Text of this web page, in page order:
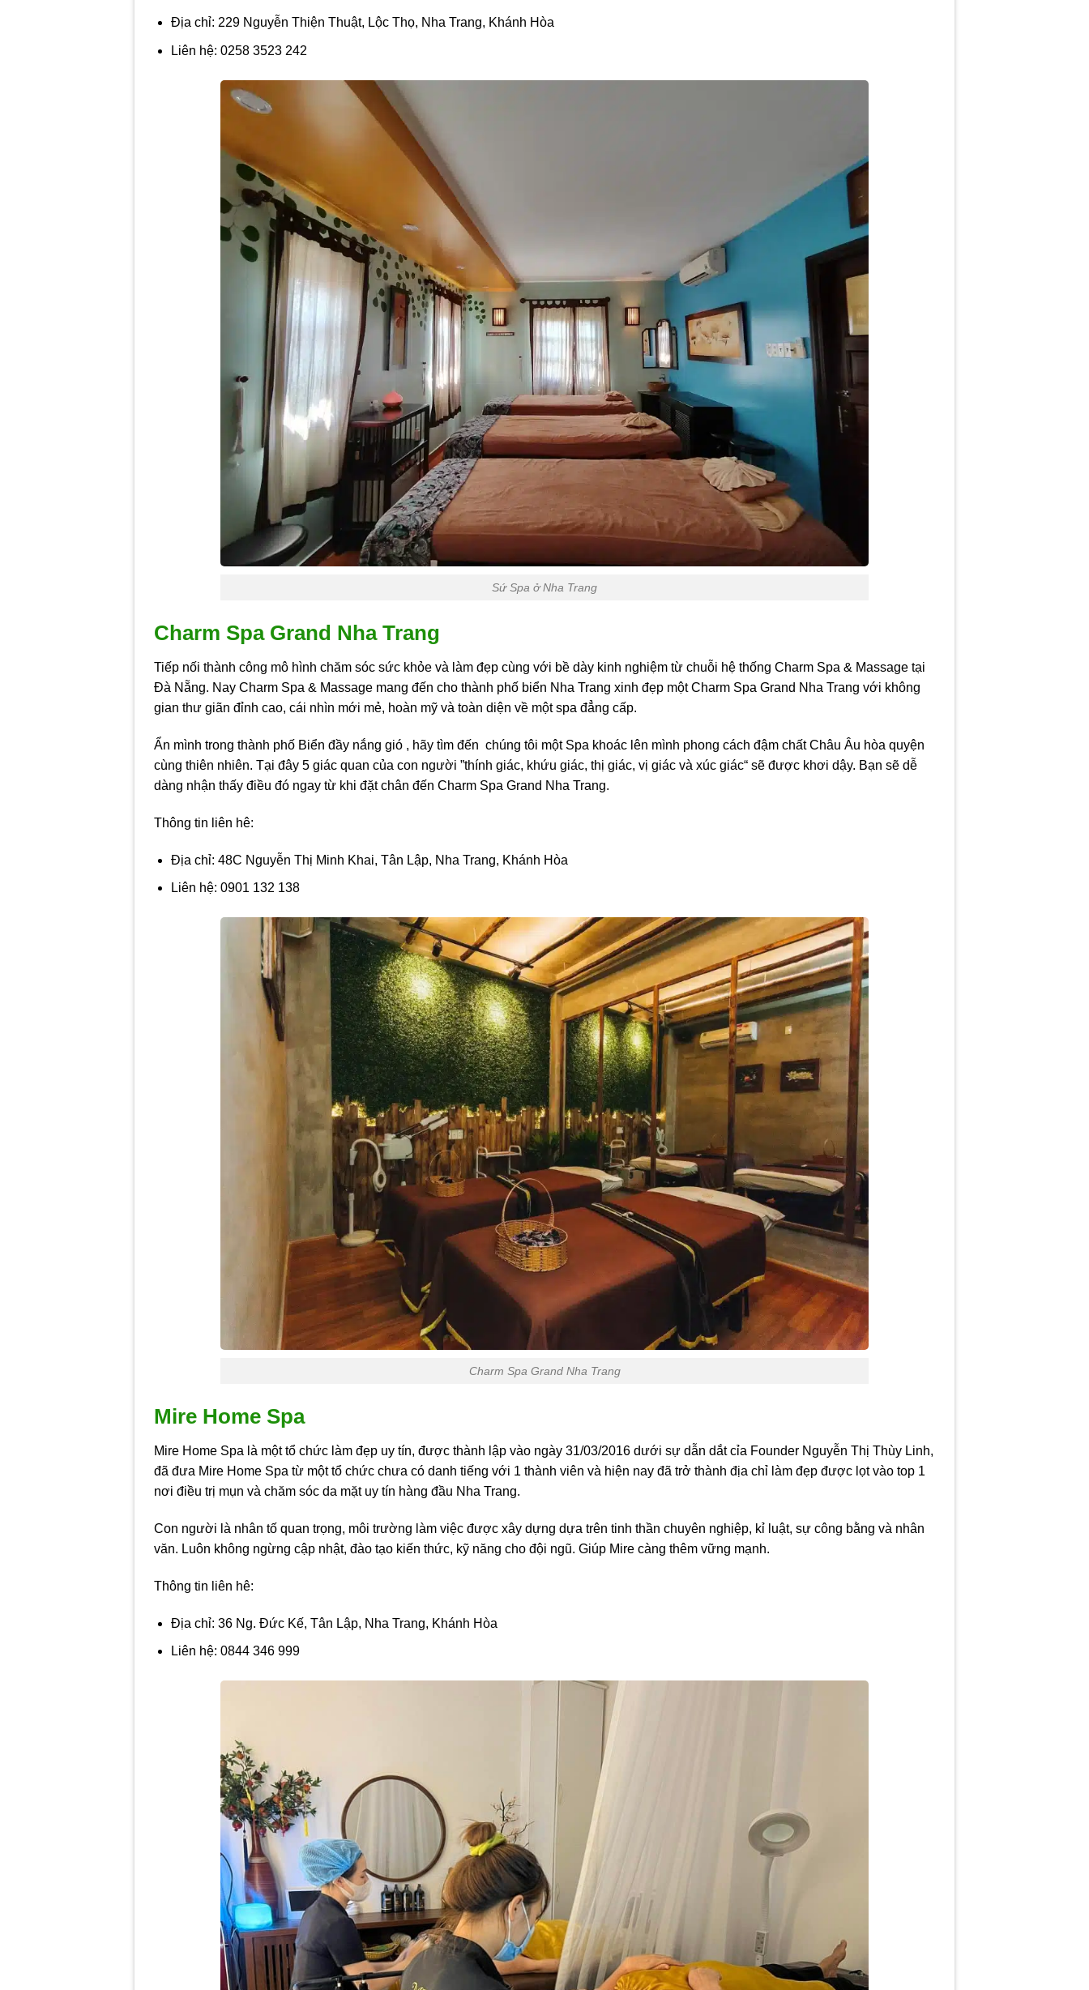
Địa chỉ: 229 Nguyễn Thiện Thuật, Lộc Thọ, Nha Trang, Khánh Hòa
Liên hệ: 0258 3523 242
Sứ Spa ở Nha Trang
Charm Spa Grand Nha Trang
Tiếp nối thành công mô hình chăm sóc sức khỏe và làm đẹp cùng với bề dày kinh nghiệm từ chuỗi hệ thống Charm Spa & Massage tại
Đà Nẵng. Nay Charm Spa & Massage mang đến cho thành phố biển Nha Trang xinh đẹp một Charm Spa Grand Nha Trang với không
gian thư giãn đỉnh cao, cái nhìn mới mẻ, hoàn mỹ và toàn diện về một spa đẳng cấp.
Ẩn mình trong thành phố Biển đầy nắng gió , hãy tìm đến chúng tôi một Spa khoác lên mình phong cách đậm chất Châu Âu hòa quyện
cùng thiên nhiên. Tại đây 5 giác quan của con người ”thính giác, khứu giác, thị giác, vị giác và xúc giác“ sẽ được khơi dậy. Bạn sẽ dễ
dàng nhận thấy điều đó ngay từ khi đặt chân đến Charm Spa Grand Nha Trang.
Thông tin liên hê:
Địa chỉ: 48C Nguyễn Thị Minh Khai, Tân Lập, Nha Trang, Khánh Hòa
Liên hệ: 0901 132 138
Charm Spa Grand Nha Trang
Mire Home Spa
Mire Home Spa là một tổ chức làm đẹp uy tín, được thành lập vào ngày 31/03/2016 dưới sự dẫn dắt cỉa Founder Nguyễn Thị Thùy Linh,
đã đưa Mire Home Spa từ một tổ chức chưa có danh tiếng với 1 thành viên và hiện nay đã trở thành địa chỉ làm đẹp được lọt vào top 1
nơi điều trị mụn và chăm sóc da mặt uy tín hàng đầu Nha Trang.
Con người là nhân tố quan trọng, môi trường làm việc được xây dựng dựa trên tinh thần chuyên nghiệp, kỉ luật, sự công bằng và nhân
văn. Luôn không ngừng cập nhật, đào tạo kiến thức, kỹ năng cho đội ngũ. Giúp Mire càng thêm vững mạnh.
Thông tin liên hê:
Địa chỉ: 36 Ng. Đức Kế, Tân Lập, Nha Trang, Khánh Hòa
Liên hệ: 0844 346 999